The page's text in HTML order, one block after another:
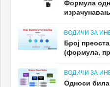
Формула
ВОДИЧИ ЗА
Број
(формула,
ВОДИЧИ ЗА
Односи